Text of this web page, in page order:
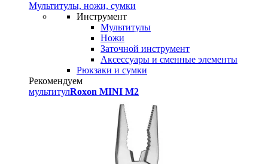
Мультитулы, ножи, сумки
Инструмент
Мультитулы
Ножи
Заточной инструмент
Аксессуары и сменные элементы
Рюкзаки и сумки
Рекомендуем
мультитулRoxon MINI M2